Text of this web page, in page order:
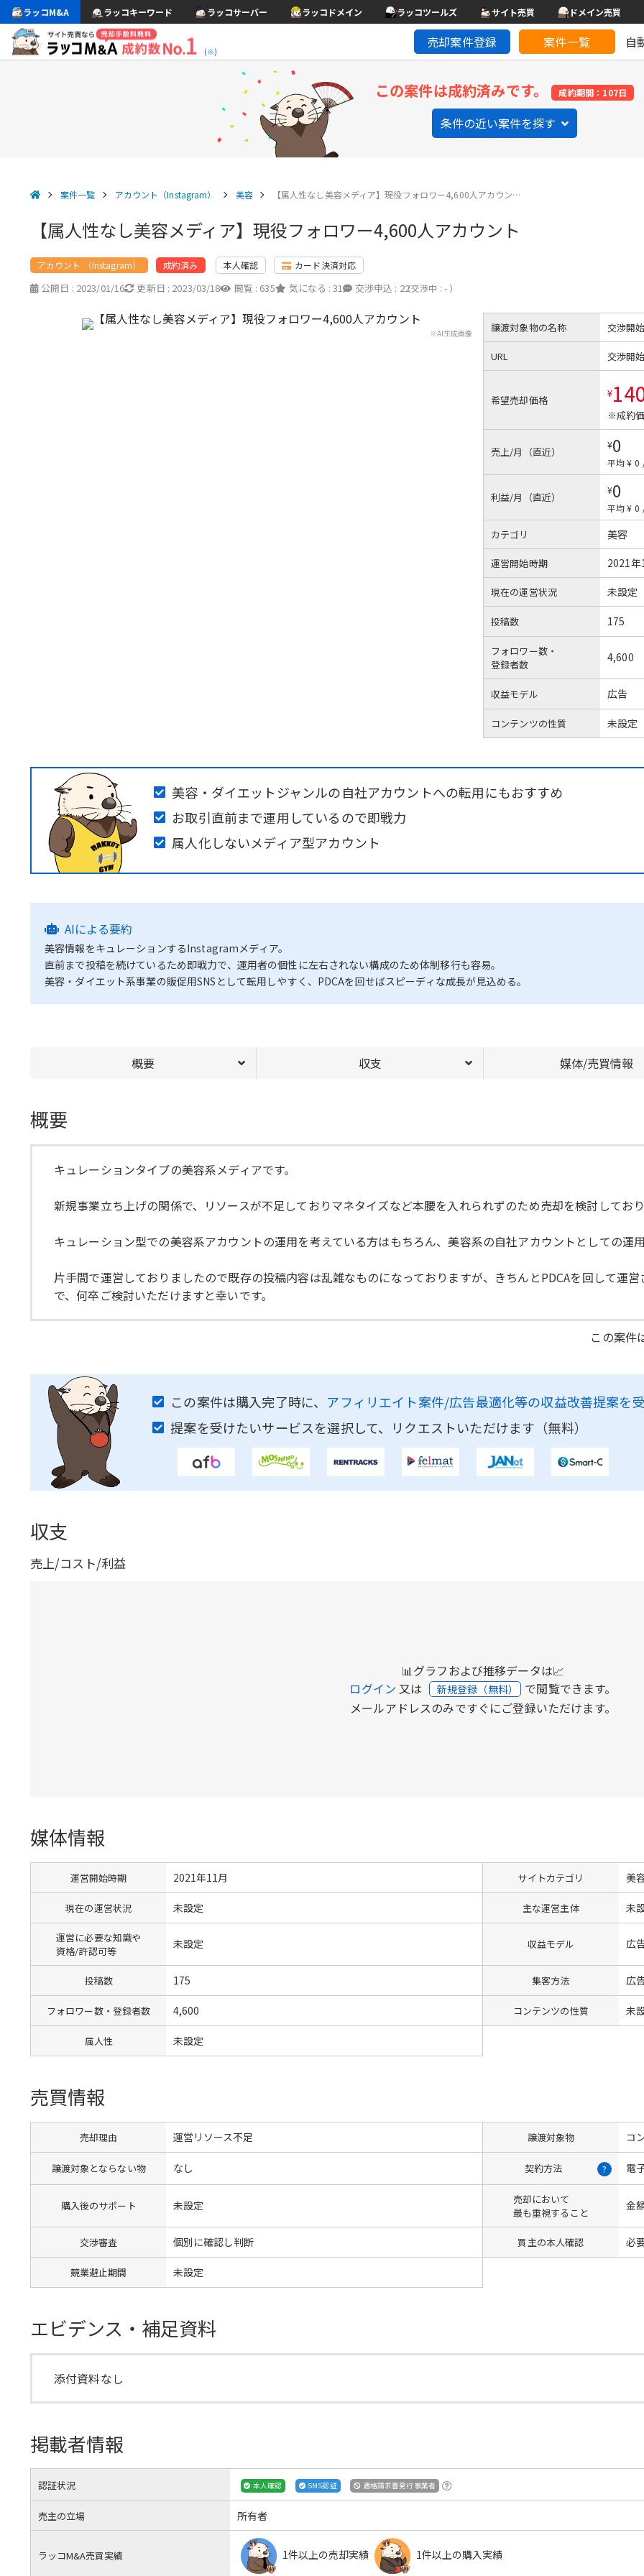
ラッコM&A ラッコキーワード ラッコサーバー ラッコドメイン ラッコツールズ サイト売買 ドメイン売買
(※)
売却案件登録 案件一覧 自
この案件は成約済みです。 成約期間：107日
条件の近い案件を探す
案件一覧 アカウント（Instagram） 美容 【属人性なし美容メディア】現役フォロワー4,600人アカウン…
【属人性なし美容メディア】現役フォロワー4,600人アカウント
アカウント （Instagram） 成約済み 本人確認 カード決済対応
公開日 : 2023/01/16 更新日 : 2023/03/18 閲覧 : 635 気になる : 31 交渉申込 : 22
（交渉中 : - ）
※AI生成画像 譲渡対象物の名称 交渉開
URL 交渉開
希望売却価格 ¥
※成約
売上/月（直近）
¥0
平均 ¥ 0
利益/月（直近）
¥0
平均 ¥ 0
カテゴリ 美容
運営開始時期 2021年
現在の運営状況 未設定
投稿数 175
フォロワー数・
登録者数
4,600
収益モデル 広告
コンテンツの性質 未設定
美容・ダイエットジャンルの自社アカウントへの転用にもおすすめ
お取引直前まで運用しているので即戦力
属人化しないメディア型アカウント
AIによる要約
美容情報をキュレーションするInstagramメディア。
直前まで投稿を続けているため即戦力で、運用者の個性に左右されない構成のため体制移行も容易。
美容・ダイエット系事業の販促用SNSとして転用しやすく、PDCAを回せばスピーディな成長が見込める。
概要 収支 媒体/売買情報
概要
キュレーションタイプの美容系メディアです。
新規事業立ち上げの関係で、リソースが不足しておりマネタイズなど本腰を入れられずのため売却を検討してお
キュレーション型での美容系アカウントの運用を考えている方はもちろん、美容系の自社アカウントとしての運
片手間で運営しておりましたので既存の投稿内容は乱雑なものになっておりますが、きちんとPDCAを回して運
で、何卒ご検討いただけますと幸いです。
この案件
この案件は購入完了時に、 アフィリエイト案件/広告最適化等の収益改善提案を
提案を受けたいサービスを選択して、リクエストいただけます（無料）
収支
売上/コスト/利益
📊グラフおよび推移データは📈
ログイン 又は 新規登録（無料） で閲覧できます。
メールアドレスのみですぐにご登録いただけます。
媒体情報
運営開始時期 2021年11月 サイトカテゴリ 美
現在の運営状況 未設定 主な運営主体 未
運営に必要な知識や
資格/許認可等
未設定 収益モデル 広
投稿数 175 集客方法 広
フォロワー数・登録者数 4,600 コンテンツの性質 未
属人性 未設定
売買情報
売却理由 運営リソース不足 譲渡対象物 コ
譲渡対象とならない物 なし 契約方法 ? 電
購入後のサポート 未設定
売却において
最も重視すること
金
交渉審査 個別に確認し判断 買主の本人確認 必
競業避止期間 未設定
エビデンス・補足資料
添付資料なし
掲載者情報
認証状況 本人確認 SMS認証 適格請求書発行事業者
売主の立場 所有者
ラッコM&A売買実績 1件以上の売却実績 1件以上の購入実績